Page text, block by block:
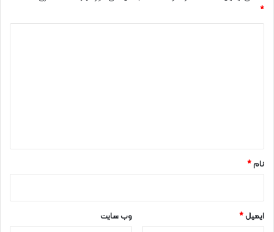
*
نام*
ایمیل* وب‌ سایت